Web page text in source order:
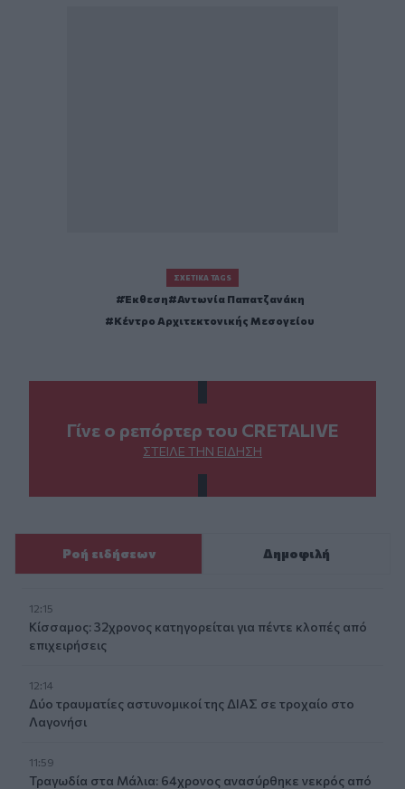
ΣΧΕΤΙΚΆ TAGS
Έκθεση
Αντωνία Παπατζανάκη
Κέντρο Αρχιτεκτονικής Μεσογείου
Γίνε ο ρεπόρτερ του CRETALIVE
ΣΤΕΊΛΕ ΤΗΝ ΕΊΔΗΣΗ
Ροή ειδήσεων Δημοφιλή
12:15
Κίσσαμος: 32χρονος κατηγορείται για πέντε κλοπές από
επιχειρήσεις
12:14
Δύο τραυματίες αστυνομικοί της ΔΙΑΣ σε τροχαίο στο
Λαγονήσι
11:59
Τραγωδία στα Μάλια: 64χρονος ανασύρθηκε νεκρός από